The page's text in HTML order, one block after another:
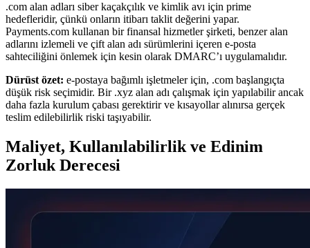
.com alan adları siber kaçakçılık ve kimlik avı için prime
hedefleridir, çünkü onların itibarı taklit değerini yapar.
Payments.com kullanan bir finansal hizmetler şirketi, benzer alan
adlarını izlemeli ve çift alan adı sürümlerini içeren e-posta
sahteciliğini önlemek için kesin olarak DMARC’ı uygulamalıdır.
Dürüst özet: e-postaya bağımlı işletmeler için, .com başlangıçta
düşük risk seçimidir. Bir .xyz alan adı çalışmak için yapılabilir ancak
daha fazla kurulum çabası gerektirir ve kısayollar alınırsa gerçek
teslim edilebilirlik riski taşıyabilir.
Maliyet, Kullanılabilirlik ve Edinim
Zorluk Derecesi